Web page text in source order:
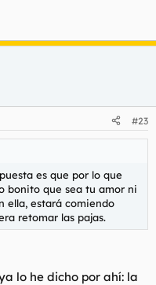
#23
es que por lo que
bonito que sea tu amor ni
ella, estará comiendo
retomar las pajas.
lo he dicho por ahí: la